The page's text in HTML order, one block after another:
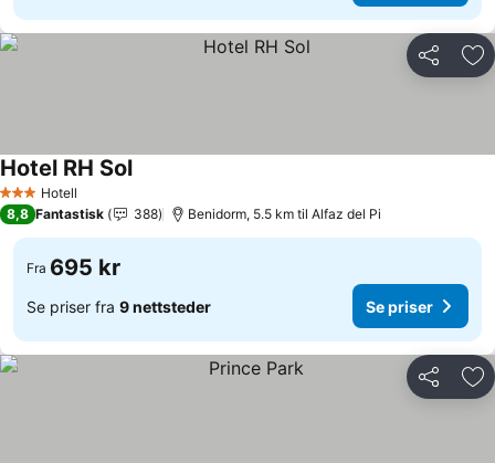
Del
3 StjernerHotell
Hotel RH SolSe priser
8,8 Fantastisk 388 Benidorm, 5.5 km til Alfaz del Pi
Fra 695 kr
Se priser fra 9 nettsteder Se priser
Del